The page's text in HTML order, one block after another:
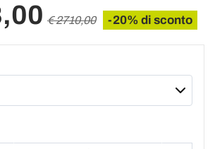
€ 2710,00 -20% di sconto